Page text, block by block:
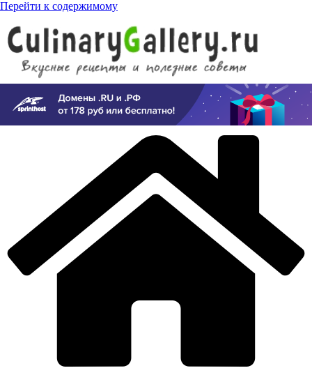
Перейти к содержимому